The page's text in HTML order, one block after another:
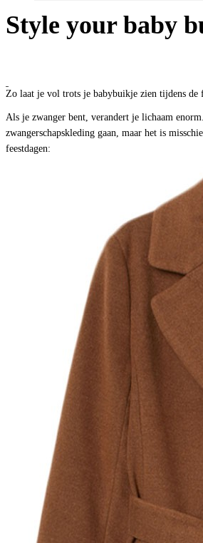
Style your baby
Zo laat je vol trots je babybuikje zien tijdens de
Als je zwanger bent, verandert je lichaam
zwangerschapskleding gaan, maar het is
feestdagen: